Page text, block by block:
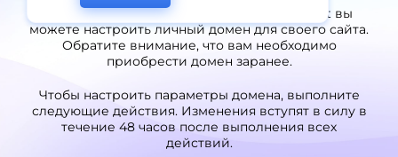
С помощью платной подписки Renderforest вы
можете настроить личный домен для своего сайта.
Обратите внимание, что вам необходимо
приобрести домен заранее.
Чтобы настроить параметры домена, выполните
следующие действия. Изменения вступят в силу в
течение 48 часов после выполнения всех
действий.